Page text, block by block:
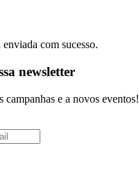
com sucesso.
newsletter
campanhas e a novos eventos!